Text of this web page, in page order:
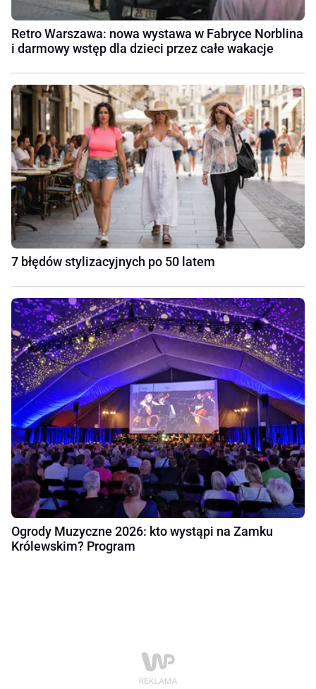
Retro Warszawa: nowa wystawa w Fabryce Norblina
i darmowy wstęp dla dzieci przez całe wakacje
7 błędów stylizacyjnych po 50 latem
Ogrody Muzyczne 2026: kto wystąpi na Zamku
Królewskim? Program